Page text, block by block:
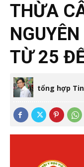
THỪA
TỪ 25
tổng hợp